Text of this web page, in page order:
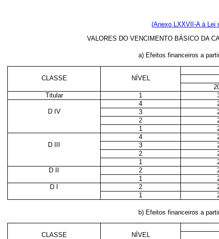
(Anexo LXXVII-A à Lei
VALORES DO VENCIMENTO BÁSICO DA
a) Efeitos financeiros a
CLASSE
NÍVEL
Titular
1
4
D IV
3
2
1
4
D III
3
2
1
D II
2
1
D I
2
1
b) Efeitos financeiros a
CLASSE
NÍVEL